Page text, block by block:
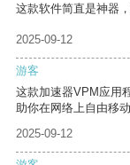
这款软件简直是神器
2025-09-12
游客
这款加速器VPM应用
助你在网络上自由移动
2025-09-12